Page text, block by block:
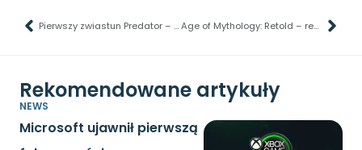
Pierwszy zwiastun Predator – Badlands ujawnia nowego Predatora. Age of Mythology: Retold – recenzja gry. Mitologiczna klasyka
Rekomendowane artykuły
NEWS
Microsoft ujawnił pierwszą